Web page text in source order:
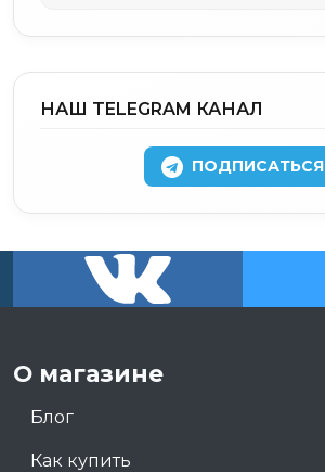
НАШ TELEGRAM КАНАЛ
ПОДПИСАТЬСЯ
О магазине
Блог
Как купить